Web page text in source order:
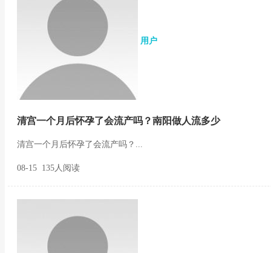
用户
清宫一个月后怀孕了会流产吗？南阳做人流多少
清宫一个月后怀孕了会流产吗？...
08-15 135人阅读